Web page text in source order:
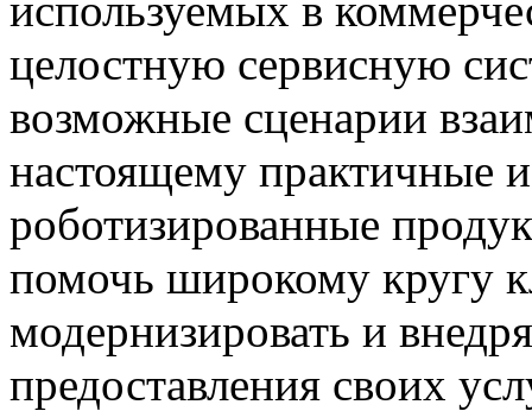
целостную сервисную
возможные сценарии
настоящему практичные
роботизированные
помочь широкому кругу
модернизировать и
предоставления своих